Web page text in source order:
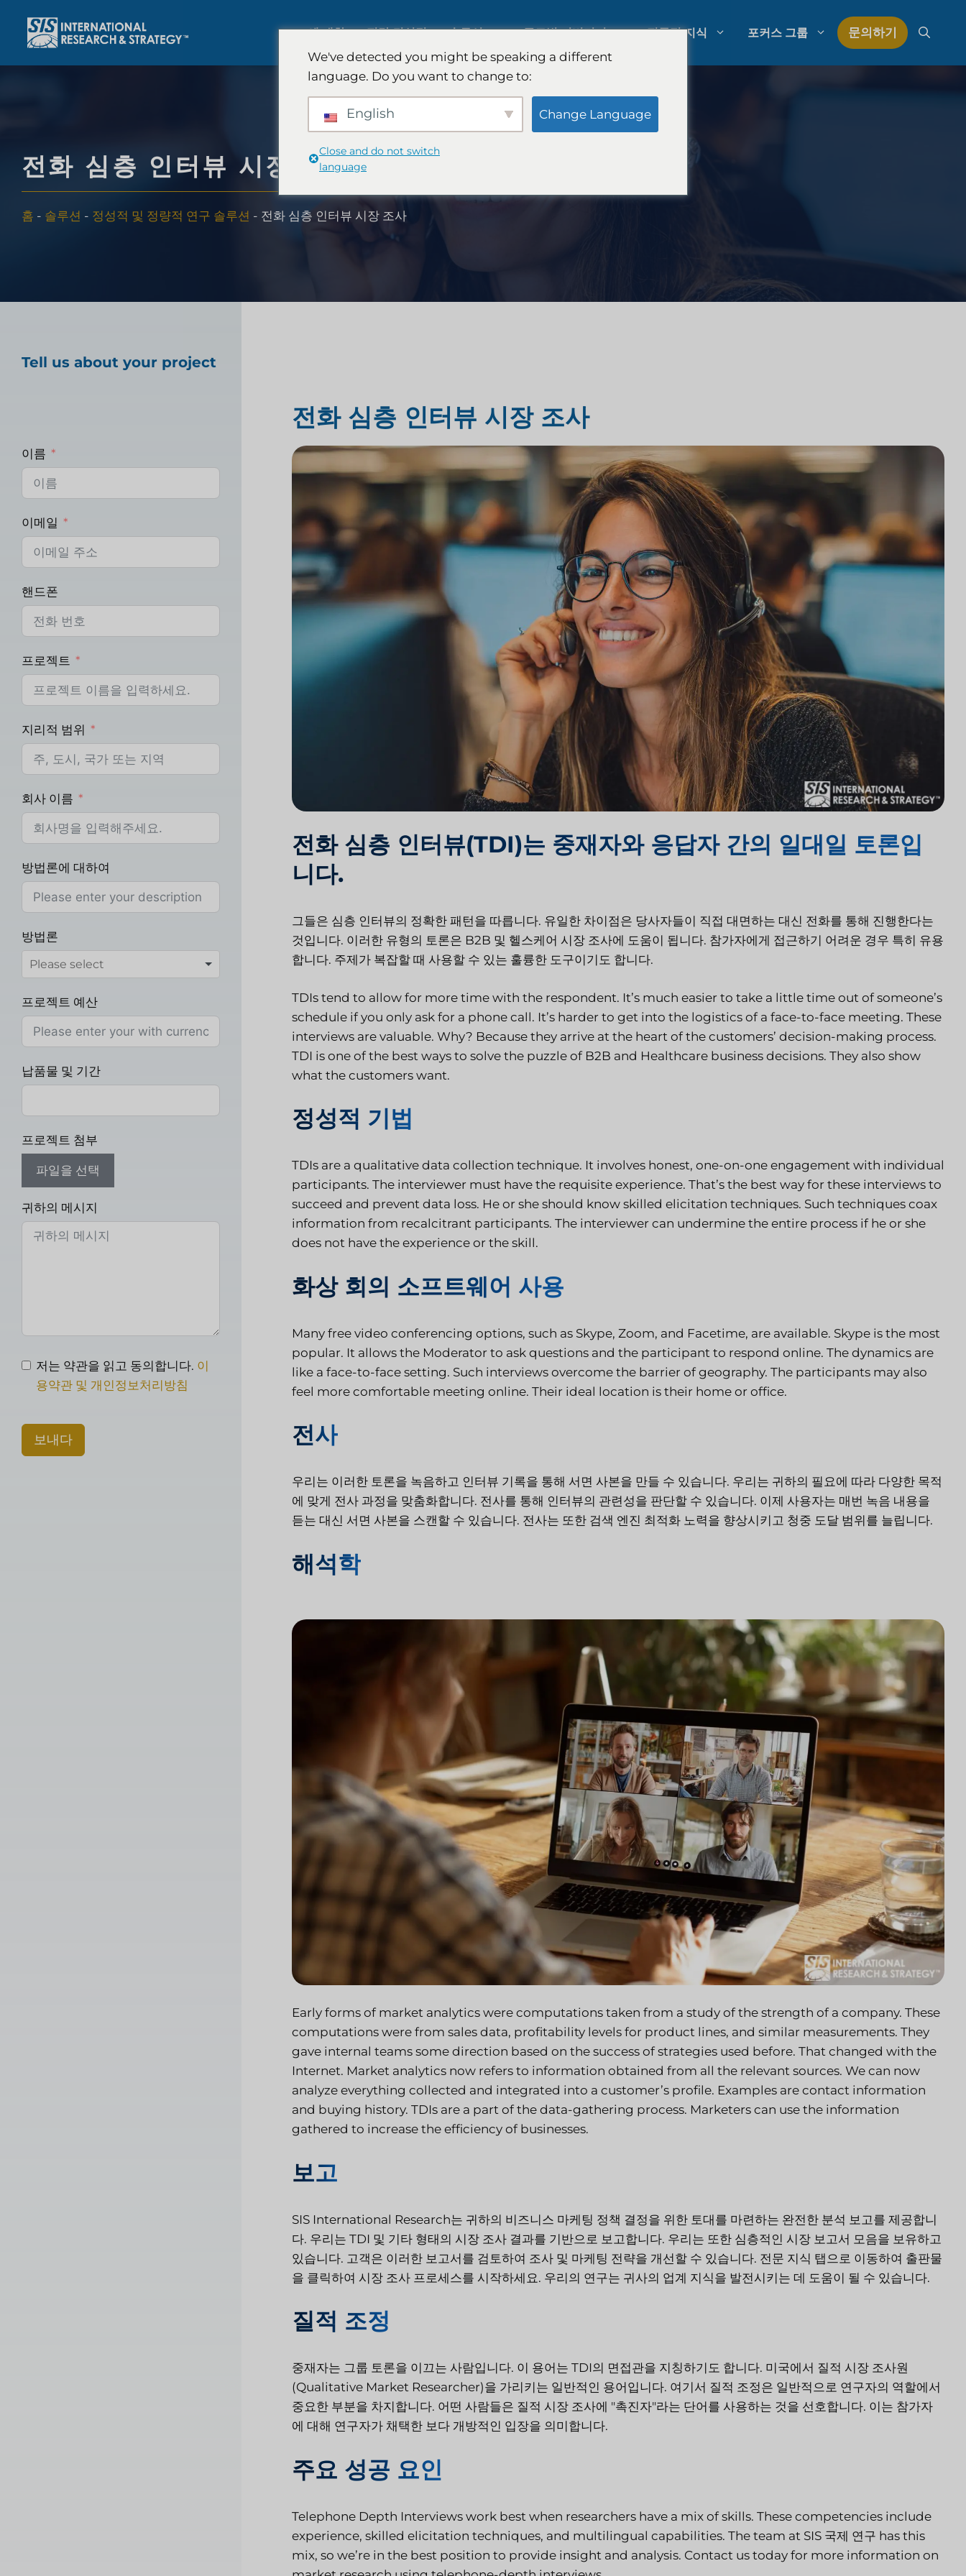
로
에 대한 전략 컨설팅 솔루션
AI 시장 조사
소비자 시장 조사
산업 시장 조사
정성적 및 정량적 연구
여행 및 관광 시장 조사
글로벌 커버리지 전문적 지식 포커스 그룹 문의하기
전화 심층 인터뷰 시장 조사
홈 - 솔루션 - 정성적 및 정량적 연구 솔루션 - 전화 심층 인터뷰 시장 조사
전화 심층 인터뷰 시장 조사
전화 심층 인터뷰(TDI)는 중재자와 응답자 간의 일대일 토론입
니다.
그들은 심층 인터뷰의 정확한 패턴을 따릅니다. 유일한 차이점은 당사자들이 직접 대면하는 대신 전화를 통해 진행한다는
것입니다. 이러한 유형의 토론은 B2B 및 헬스케어 시장 조사에 도움이 됩니다. 참가자에게 접근하기 어려운 경우 특히 유용
합니다. 주제가 복잡할 때 사용할 수 있는 훌륭한 도구이기도 합니다.
TDIs tend to allow for more time with the respondent. It’s much easier to take a little time out of someone’s
schedule if you only ask for a phone call. It’s harder to get into the logistics of a face-to-face meeting. These
interviews are valuable. Why? Because they arrive at the heart of the customers’ decision-making process.
TDI is one of the best ways to solve the puzzle of B2B and Healthcare business decisions. They also show
what the customers want.
정성적 기법
TDIs are a qualitative data collection technique. It involves honest, one-on-one engagement with individual
participants. The interviewer must have the requisite experience. That’s the best way for these interviews to
succeed and prevent data loss. He or she should know skilled elicitation techniques. Such techniques coax
information from recalcitrant participants. The interviewer can undermine the entire process if he or she
does not have the experience or the skill.
화상 회의 소프트웨어 사용
Many free video conferencing options, such as Skype, Zoom, and Facetime, are available. Skype is the most
popular. It allows the Moderator to ask questions and the participant to respond online. The dynamics are
like a face-to-face setting. Such interviews overcome the barrier of geography. The participants may also
feel more comfortable meeting online. Their ideal location is their home or office.
전사
우리는 이러한 토론을 녹음하고 인터뷰 기록을 통해 서면 사본을 만들 수 있습니다. 우리는 귀하의 필요에 따라 다양한 목적
에 맞게 전사 과정을 맞춤화합니다. 전사를 통해 인터뷰의 관련성을 판단할 수 있습니다. 이제 사용자는 매번 녹음 내용을
듣는 대신 서면 사본을 스캔할 수 있습니다. 전사는 또한 검색 엔진 최적화 노력을 향상시키고 청중 도달 범위를 늘립니다.
해석학
Early forms of market analytics were computations taken from a study of the strength of a company. These
computations were from sales data, profitability levels for product lines, and similar measurements. They
gave internal teams some direction based on the success of strategies used before. That changed with the
Internet. Market analytics now refers to information obtained from all the relevant sources. We can now
analyze everything collected and integrated into a customer’s profile. Examples are contact information
and buying history. TDIs are a part of the data-gathering process. Marketers can use the information
gathered to increase the efficiency of businesses.
보고
SIS International Research는 귀하의 비즈니스 마케팅 정책 결정을 위한 토대를 마련하는 완전한 분석 보고를 제공합니
다. 우리는 TDI 및 기타 형태의 시장 조사 결과를 기반으로 보고합니다. 우리는 또한 심층적인 시장 보고서 모음을 보유하고
있습니다. 고객은 이러한 보고서를 검토하여 조사 및 마케팅 전략을 개선할 수 있습니다. 전문 지식 탭으로 이동하여 출판물
을 클릭하여 시장 조사 프로세스를 시작하세요. 우리의 연구는 귀사의 업계 지식을 발전시키는 데 도움이 될 수 있습니다.
질적 조정
중재자는 그룹 토론을 이끄는 사람입니다. 이 용어는 TDI의 면접관을 지칭하기도 합니다. 미국에서 질적 시장 조사원
(Qualitative Market Researcher)을 가리키는 일반적인 용어입니다. 여기서 질적 조정은 일반적으로 연구자의 역할에서
중요한 부분을 차지합니다. 어떤 사람들은 질적 시장 조사에 "촉진자"라는 단어를 사용하는 것을 선호합니다. 이는 참가자
에 대해 연구자가 채택한 보다 개방적인 입장을 의미합니다.
주요 성공 요인
Telephone Depth Interviews work best when researchers have a mix of skills. These competencies include
experience, skilled elicitation techniques, and multilingual capabilities. The team at SIS 국제 연구 has this
mix, so we’re in the best position to provide insight and analysis. Contact us today for more information on
Tell us about your project
이름
이메일
핸드폰
프로젝트
지리적 범위
회사 이름
방법론에 대하여
방법론
프로젝트 예산
납품물 및 기간
프로젝트 첨부
파일을 선택
귀하의 메시지
저는 약관을 읽고 동의합니다. 이
용약관 및 개인정보처리방침
보내다
We've detected you might be speaking a different
language. Do you want to change to:
English Change Language
Close and do not switch
language